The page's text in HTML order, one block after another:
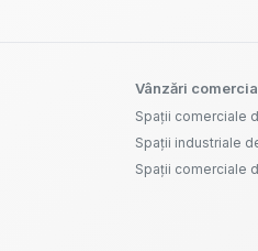
Vânzări
Spații comerciale
Spații industriale
Spații comerciale